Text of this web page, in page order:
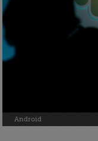
Android